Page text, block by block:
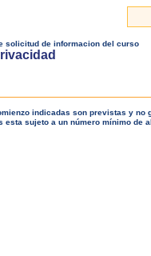
solicitud de informacion del curso
indicadas son previstas y
sujeto a un número mínimo de